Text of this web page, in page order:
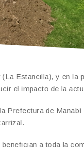
Estancilla), y en la
el impacto de la
Prefectura de
a toda la